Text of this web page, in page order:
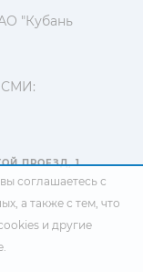
"Кубань
СМИ:
ПРОЕЗД, 1
соглашаетесь с
, а также с тем, что
и другие